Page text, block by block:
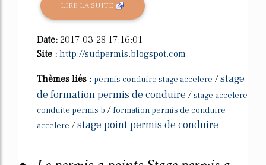
LIRE LA SUITE
Date: 2017-03-28 17:16:01
Site : http://sudpermis.blogspot.com
Thèmes liés : permis conduire stage accelere /stage
de formation permis de conduire /stage accelere
conduite permis b / formation permis de conduire
accelere /stage point permis de conduire